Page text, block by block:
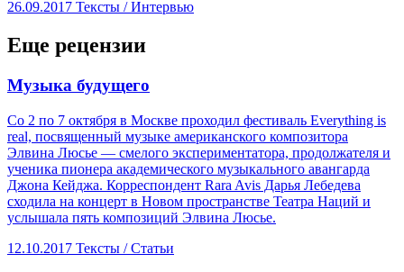
26.09.2017 Тексты /Интервью
Еще рецензии
​Музыка будущего
Со 2 по 7 октября в Москве проходил фестиваль Everything is
real, посвященный музыке американского композитора
Элвина Люсье — смелого экспериментатора, продолжателя и
ученика пионера академического музыкального авангарда
Джона Кейджа. Корреспондент Rara Avis Дарья Лебедева
сходила на концерт в Новом пространстве Театра Наций и
услышала пять композиций Элвина Люсье.
12.10.2017 Тексты /Статьи